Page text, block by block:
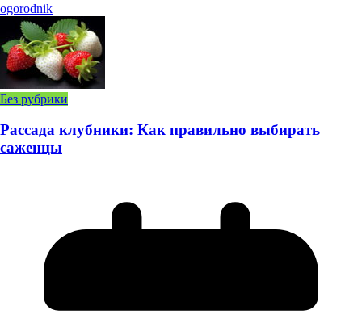
ogorodnik
Без рубрики
Рассада клубники: Как правильно выбирать
саженцы